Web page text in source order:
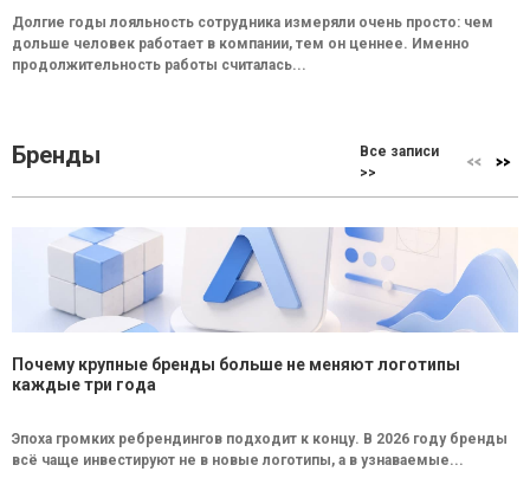
Долгие годы лояльность сотрудника измеряли очень просто: чем
дольше человек работает в компании, тем он ценнее. Именно
продолжительность работы считалась...
Бренды
Все записи
>>
Почему крупные бренды больше не меняют логотипы
каждые три года
Эпоха громких ребрендингов подходит к концу. В 2026 году бренды
всё чаще инвестируют не в новые логотипы, а в узнаваемые...